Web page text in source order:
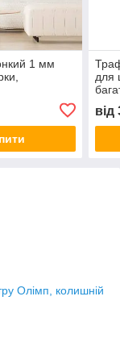
1 мм
під дикий
для
від
Олімп, колишній